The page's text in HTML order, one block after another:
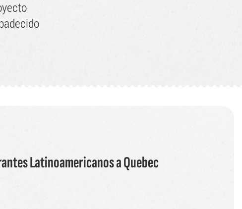
Latinoamericanos a Quebec